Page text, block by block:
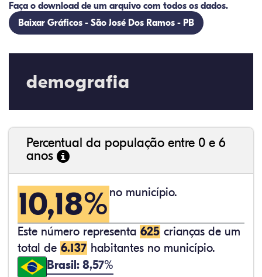
Faça o download de um arquivo com todos os dados.
Baixar Gráficos - São José Dos Ramos - PB
demografia
Percentual da população entre 0 e 6
anos
10,18% no município.
Este número representa 625 crianças de um
total de 6.137 habitantes no município.
Brasil: 8,57%